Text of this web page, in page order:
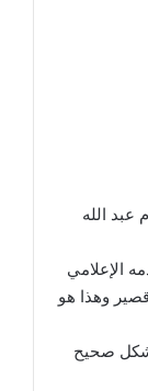
الله
الإعلامي
وهذا هو
صحيح